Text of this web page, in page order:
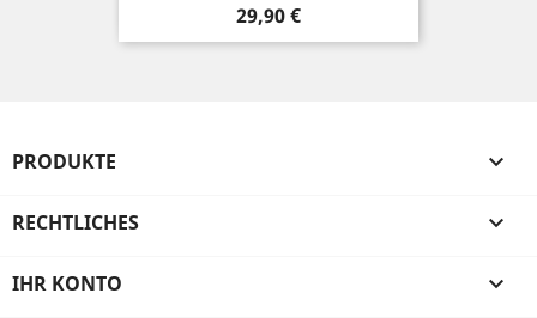
Preis
29,90 €
PRODUKTE 
RECHTLICHES 
IHR KONTO 